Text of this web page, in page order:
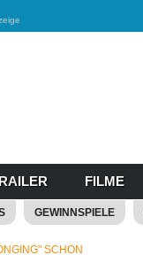
FILME
GEWINNSPIELE
SCHON